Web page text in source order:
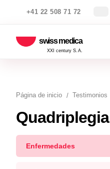
+41 22 508 71 72
swiss medica
XXI century S.A.
Página de inicio Testimonios
Quadriplegia
Enfermedades